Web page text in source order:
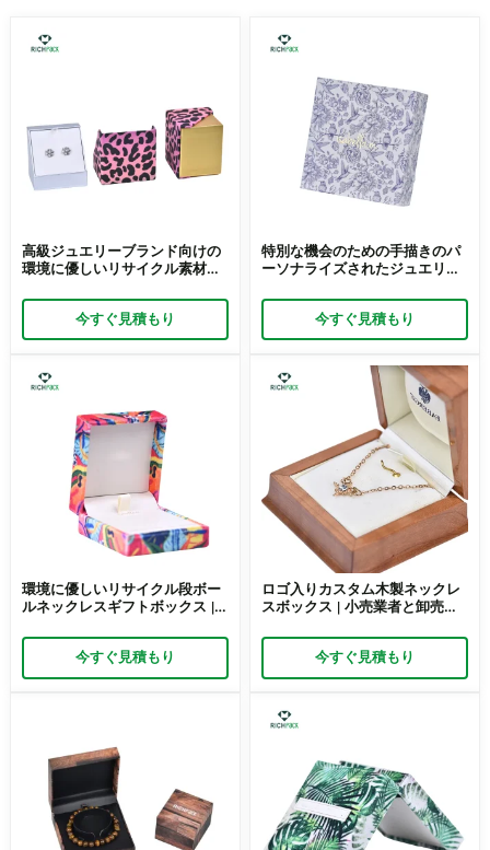
高級ジュエリーブランド向けの
環境に優しいリサイクル素材ジ
性とブランドのエレガンスにこ
だわる高級ジュエラー向けに設
計
今すぐ見積もり
特別な機会のための手描きのパ
ーソナライズされたジュエリー
ためのカスタムデザイン プレミ
アム記念品パッケージ
今すぐ見積もり
環境に優しいリサイクル段ボー
ルネックレスギフトボックス |
可能なパッケージング
Richpack メーカー直販
今すぐ見積もり
ロゴ入りカスタム木製ネックレ
スボックス | 小売業者と卸売業
ング Richpack はさまざまなカ
スタムオプションを提供します
今すぐ見積もり